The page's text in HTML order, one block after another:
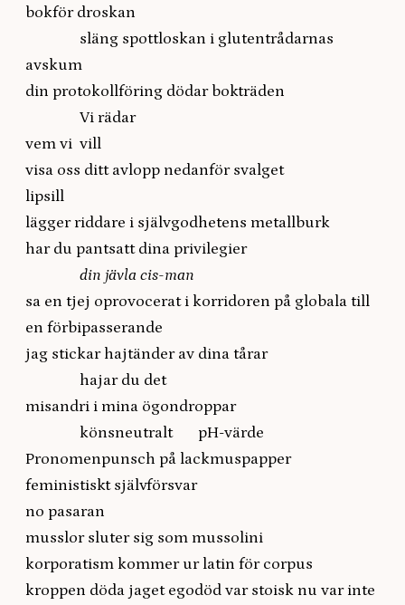
bokför droskan
släng spottloskan i glutentrådarnas
avskum
din protokollföring dödar bokträden
Vi rädar
vem vi vill
visa oss ditt avlopp nedanför svalget
lipsill
lägger riddare i självgodhetens metallburk
har du pantsatt dina privilegier
din jävla cis-man
sa en tjej oprovocerat i korridoren på globala till
en förbipasserande
jag stickar hajtänder av dina tårar
hajar du det
misandri i mina ögondroppar
könsneutralt pH-värde
Pronomenpunsch på lackmuspapper
feministiskt självförsvar
no pasaran
musslor sluter sig som mussolini
korporatism kommer ur latin för corpus
kroppen döda jaget egodöd var stoisk nu var inte